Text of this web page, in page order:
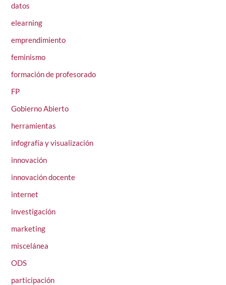
datos
elearning
emprendimiento
feminismo
formación de profesorado
FP
Gobierno Abierto
herramientas
infografía y visualización
innovación
innovación docente
internet
investigación
marketing
miscelánea
ODS
participación